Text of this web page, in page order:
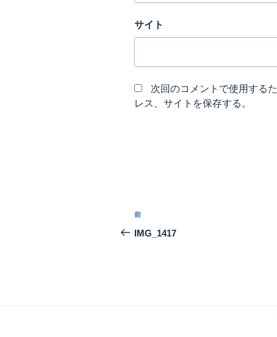
サイト
次回のコメントで使用する
レス、サイトを保存する。
投
稿
前
の
前
IMG_1417